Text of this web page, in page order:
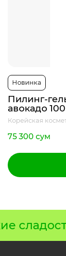
Новинка
Пилинг-
авокадо
Корейская
75 300 сум